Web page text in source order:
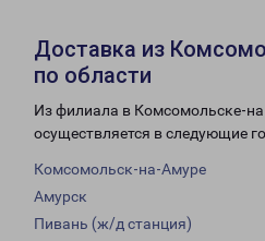
Доставка из
по области
Из филиала в Комсомольске-
осуществляется в следующие
Комсомольск-на-Амуре
Амурск
Пивань (ж/д станция)